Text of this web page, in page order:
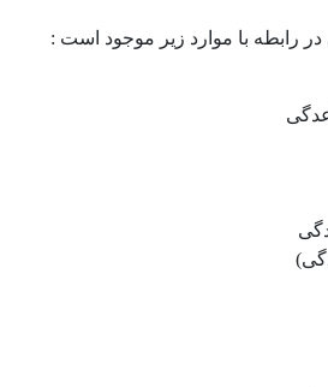
رابطه با موارد زیر موجود است :